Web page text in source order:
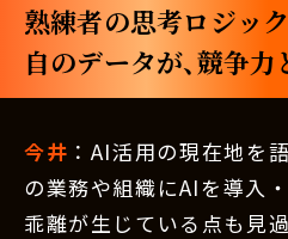
熟練者の思考ロジッ
自のデータが、競争力
今井 ：AI活用の現在地を
の業務や組織にAIを導入
乖離が生じている点も見